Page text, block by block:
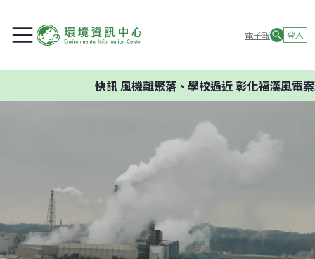
電子報 登入
快訊風機離聚落、學校過近 彰化福漢風電案環